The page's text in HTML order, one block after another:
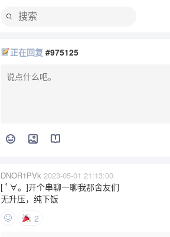
正在回复 #975125
DNOR1PVk 2023-05-01 21:13:00
[ ﾟ∀。]开个串聊一聊我那舍友们
无升压，纯下饭
2